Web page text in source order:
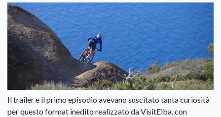
Il trailer e il primo episodio avevano suscitato tanta curiosità
per questo format inedito realizzato da VisitElba, con